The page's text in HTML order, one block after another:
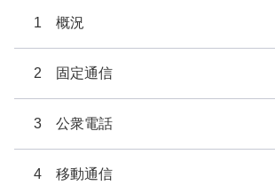
1 概況
2 固定通信
3 公衆電話
4 移動通信